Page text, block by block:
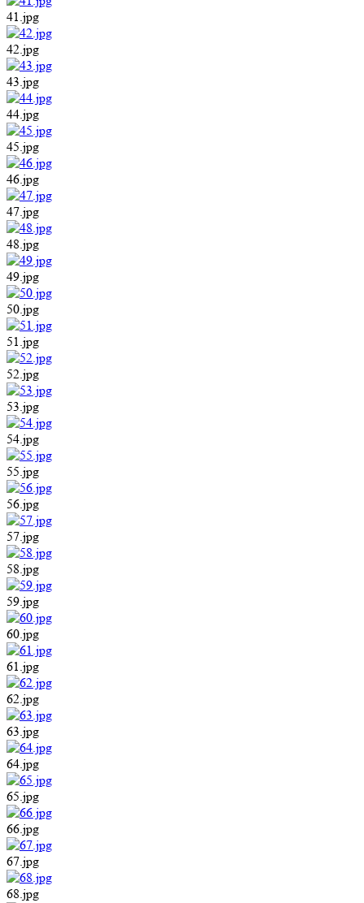
41.jpg
42.jpg
43.jpg
44.jpg
45.jpg
46.jpg
47.jpg
48.jpg
49.jpg
50.jpg
51.jpg
52.jpg
53.jpg
54.jpg
55.jpg
56.jpg
57.jpg
58.jpg
59.jpg
60.jpg
61.jpg
62.jpg
63.jpg
64.jpg
65.jpg
66.jpg
67.jpg
68.jpg